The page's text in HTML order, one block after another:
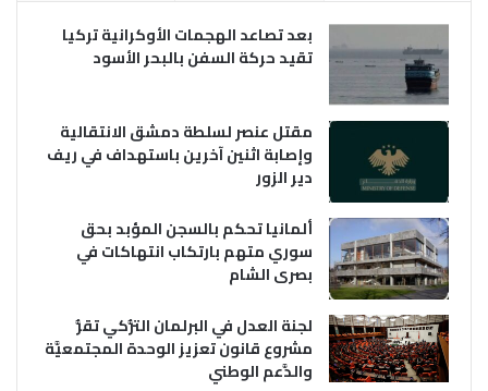
بعد تصاعد الهجمات الأوكرانية تركيا
تقيد حركة السفن بالبحر الأسود
مقتل عنصر لسلطة دمشق الانتقالية
وإصابة اثنين آخرين باستهداف في ريف
دير الزور
ألمانيا تحكم بالسجن المؤبد بحق
سوري متهم بارتكاب انتهاكات في
بصرى الشام
لجنة العدل في البرلمان التُّركي تقرُّ
مشروع قانون تعزيز الوحدة المجتمعيَّة
والدَّعم الوطني